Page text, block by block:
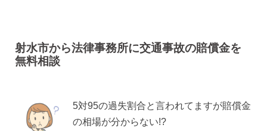
射水市から法律事務所に交通事故の賠償金を
無料相談
5対95の過失割合と言われてますが賠償金
の相場が分からない!?